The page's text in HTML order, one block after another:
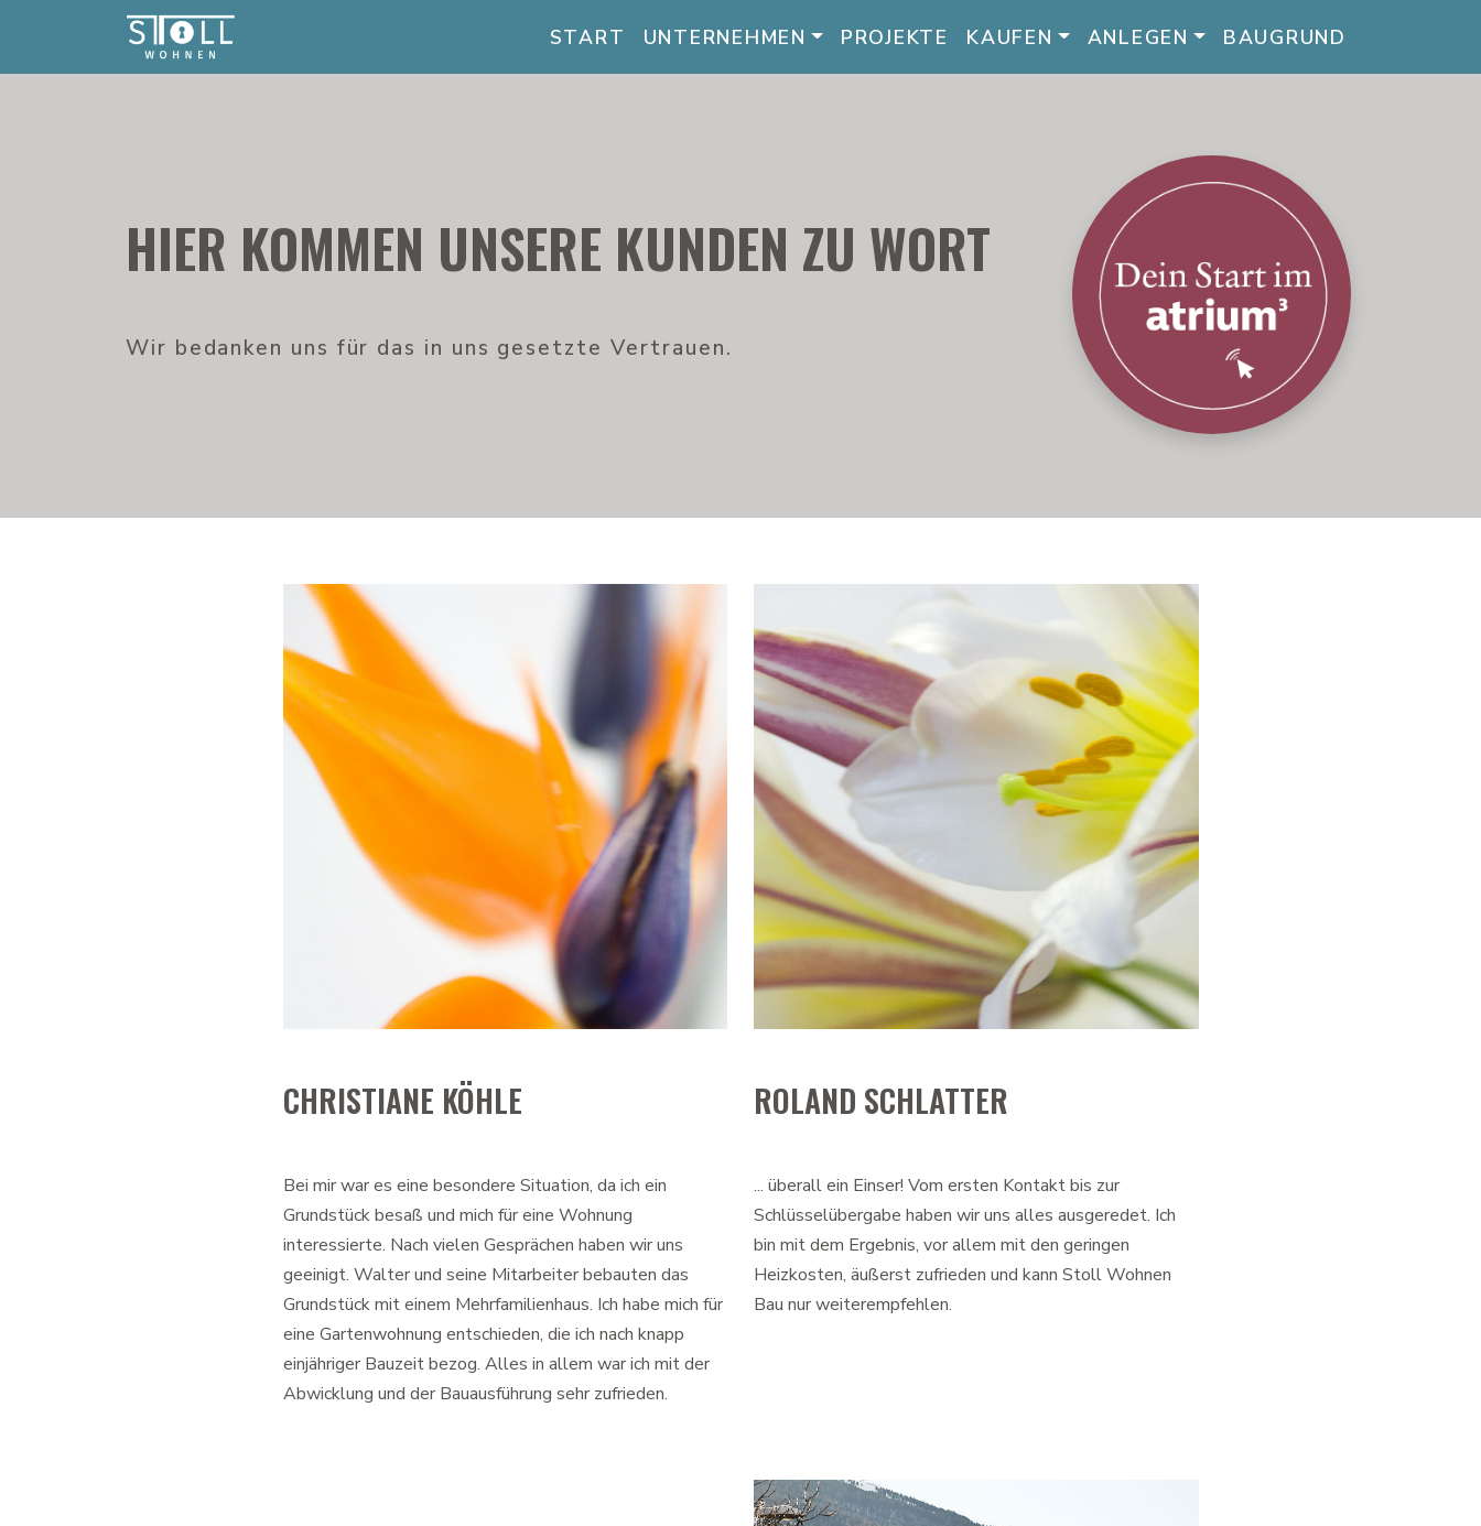
START UNTERNEHMEN PROJEKTE KAUFEN ANLEGEN BAUGRUND
HIER KOMMEN UNSERE KUNDEN ZU WORT
Wir bedanken uns für das in uns gesetzte Vertrauen.
CHRISTIANE KÖHLE
Bei mir war es eine besondere Situation, da ich ein
Grundstück besaß und mich für eine Wohnung
interessierte. Nach vielen Gesprächen haben wir uns
geeinigt. Walter und seine Mitarbeiter bebauten das
Grundstück mit einem Mehrfamilienhaus. Ich habe mich für
eine Gartenwohnung entschieden, die ich nach knapp
einjähriger Bauzeit bezog. Alles in allem war ich mit der
Abwicklung und der Bauausführung sehr zufrieden.
ROLAND SCHLATTER
... überall ein Einser! Vom ersten Kontakt bis zur
Schlüsselübergabe haben wir uns alles ausgeredet. Ich
bin mit dem Ergebnis, vor allem mit den geringen
Heizkosten, äußerst zufrieden und kann Stoll Wohnen
Bau nur weiterempfehlen.